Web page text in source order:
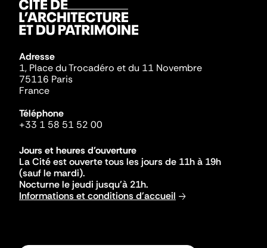
Adresse
1, Place du Trocadéro et du 11 Novembre
75116 Paris
France
Téléphone
+33 1 58 51 52 00
Jours et heures d'ouverture
La Cité est ouverte tous les jours de 11h à 19h
(sauf le mardi).
Nocturne le jeudi jusqu'à 21h.
Informations et conditions d'accueil